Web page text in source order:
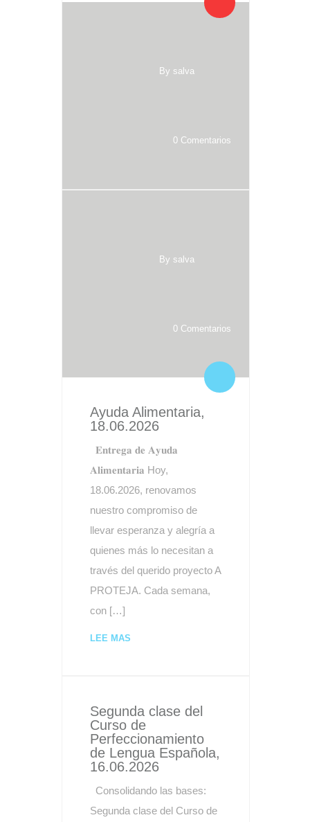
By salva
0 Comentarios
By salva
0 Comentarios
Ayuda Alimentaria,
18.06.2026
𝐄𝐧𝐭𝐫𝐞𝐠𝐚 𝐝𝐞 𝐀𝐲𝐮𝐝𝐚
𝐀𝐥𝐢𝐦𝐞𝐧𝐭𝐚𝐫𝐢𝐚 Hoy,
18.06.2026, renovamos
nuestro compromiso de
llevar esperanza y alegría a
quienes más lo necesitan a
través del querido proyecto A
PROTEJA. Cada semana,
con […]
LEE MAS
Segunda clase del
Curso de
Perfeccionamiento
de Lengua Española,
16.06.2026
Consolidando las bases:
Segunda clase del Curso de